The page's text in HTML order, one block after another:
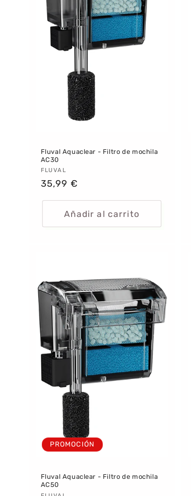
Fluval Aquaclear - Filtro de mochila
AC30
Proveedor:
FLUVAL
Precio
35,99 €
Añadir al carrito
PROMOCIÓN
Fluval Aquaclear - Filtro de mochila
AC50